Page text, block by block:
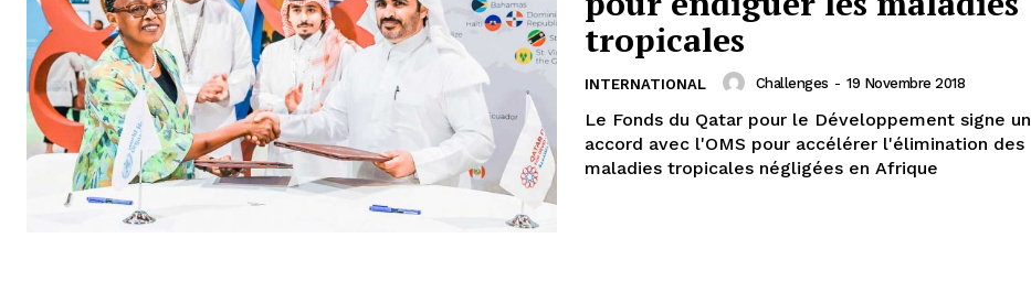
tropicales
INTERNATIONAL Challenges - 19 Novembre 2018
Le Fonds du Qatar pour le Développement signe un
accord avec l'OMS pour accélérer l'élimination des
maladies tropicales négligées en Afrique